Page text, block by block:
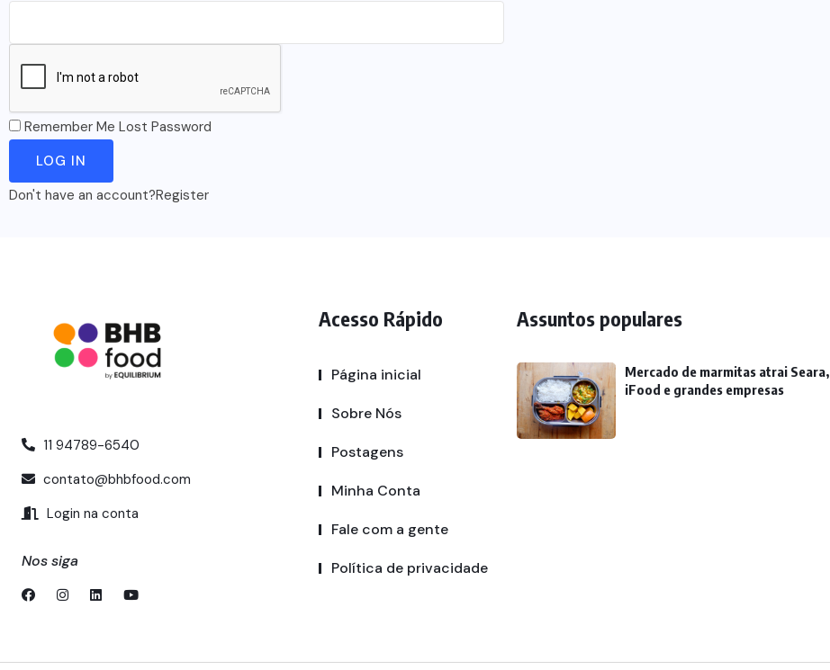
Remember Me Lost Password
Don't have an account?Register
11 94789-6540
contato@bhbfood.com
Login na conta
Nos siga
Acesso Rápido
Página inicial
Sobre Nós
Postagens
Minha Conta
Fale com a gente
Política de privacidade
Assuntos populares
Mercado de marmitas atrai Seara,
iFood e grandes empresas